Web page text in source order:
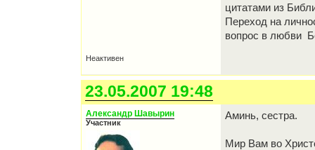
цитатами из
Переход на
вопрос в любви
Неактивен
23.05.2007 19:48
Александр Шавырин
Участник
Аминь, сестра.
Мир Вам во